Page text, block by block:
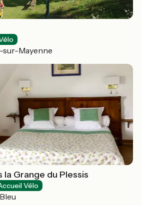
sur-Mayenne
la Grange du Plessis
Vélo